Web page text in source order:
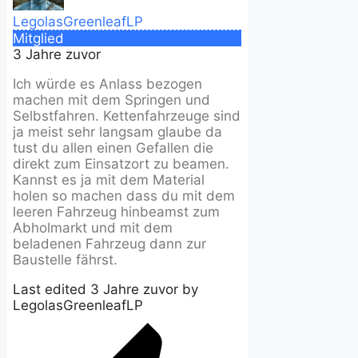
LegolasGreenleafLP
Mitglied
3 Jahre zuvor
Ich würde es Anlass bezogen
machen mit dem Springen und
Selbstfahren. Kettenfahrzeuge sind
ja meist sehr langsam glaube da
tust du allen einen Gefallen die
direkt zum Einsatzort zu beamen.
Kannst es ja mit dem Material
holen so machen dass du mit dem
leeren Fahrzeug hinbeamst zum
Abholmarkt und mit dem
beladenen Fahrzeug dann zur
Baustelle fährst.
Last edited 3 Jahre zuvor by
LegolasGreenleafLP